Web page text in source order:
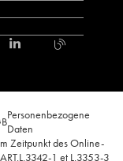
Personenbezogene
Daten
Zeitpunkt des Online-
1 et L.3353-3